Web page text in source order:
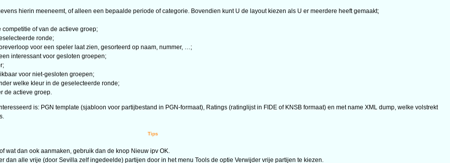
hierin meeneemt, of alleen een bepaalde periode of categorie. Bovendien kunt U de layout kiezen als U er meerdere heeft gemaakt;
of van de actieve groep;
ronde;
voor een speler laat zien, gesorteerd op naam, nummer, …;
interessant voor gesloten groepen;
voor niet-gesloten groepen;
welke kleur in de geselecteerde ronde;
de actieve groep.
is: PGN template (sjabloon voor partijbestand in PGN-formaat), Ratings (ratinglijst in FIDE of KNSB formaat) en met name XML dump, welke volstrekt
Tips
wat dan ook aanmaken, gebruik dan de knop Nieuw ipv OK.
dan alle vrije (door Sevilla zelf ingedeelde) partijen door in het menu Tools de optie Verwijder vrije partijen te kiezen.